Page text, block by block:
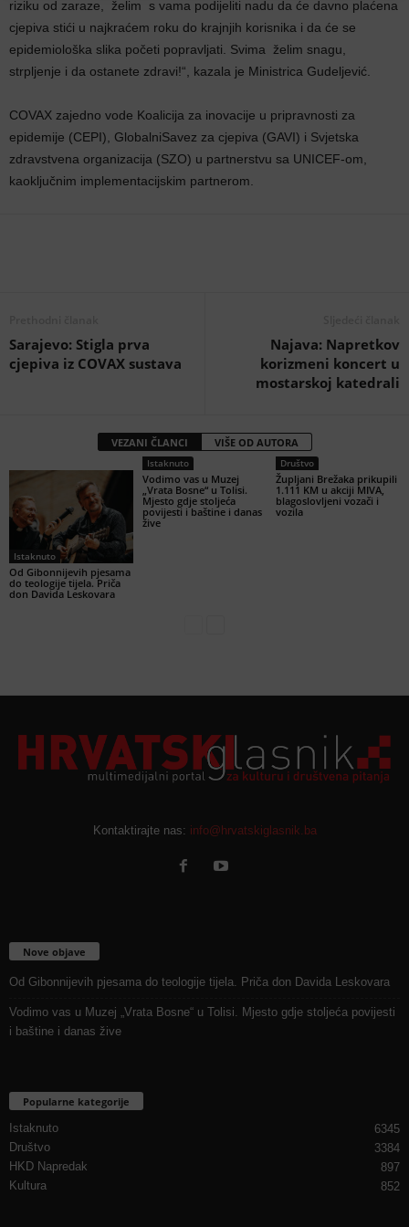
riziku od zaraze, želim s vama podijeliti nadu da će davno plaćena
cjepiva stići u najkraćem roku do krajnjih korisnika i da će se
epidemiološka slika početi popravljati. Svima želim snagu,
strpljenje i da ostanete zdravi!“, kazala je Ministrica Gudeljević.
COVAX zajedno vode Koalicija za inovacije u pripravnosti za
epidemije (CEPI), GlobalniSavez za cjepiva (GAVI) i Svjetska
zdravstvena organizacija (SZO) u partnerstvu sa UNICEF-om,
kaoključnim implementacijskim partnerom.
Sarajevo: Stigla prva
cjepiva iz COVAX sustava
Najava: Napretkov
korizmeni koncert u
mostarskoj katedrali
VEZANI ČLANCI VIŠE OD AUTORA
Istaknuto
Od Gibonnijevih pjesama
do teologije tijela. Priča
don Davida Leskovara
Istaknuto
Vodimo vas u Muzej
„Vrata Bosne“ u Tolisi.
Mjesto gdje stoljeća
povijesti i baštine i danas
žive
Društvo
Župljani Brežaka prikupili
1.111 KM u akciji MIVA,
blagoslovljeni vozači i
vozila
Kontaktirajte nas: info@hrvatskiglasnik.ba
Nove objave
Od Gibonnijevih pjesama do teologije tijela. Priča don Davida Leskovara
Vodimo vas u Muzej „Vrata Bosne“ u Tolisi. Mjesto gdje stoljeća povijesti
i baštine i danas žive
Popularne kategorije
Istaknuto
6345
Društvo
3384
HKD Napredak
897
Kultura
852